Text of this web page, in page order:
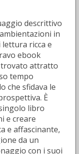
descrittivo
in
lettura ricca e
ebook
attratto
tempo
che sfidava le
È
libro
e creare
e affascinante,
da un
con i suoi